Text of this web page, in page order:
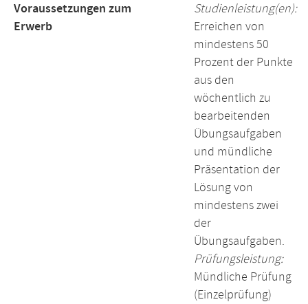
Voraussetzungen zum
Erwerb
Studienleistung(en):
Erreichen von
mindestens 50
Prozent der Punkte
aus den
wöchentlich zu
bearbeitenden
Übungsaufgaben
und mündliche
Präsentation der
Lösung von
mindestens zwei
der
Übungsaufgaben.
Prüfungsleistung:
Mündliche Prüfung
(Einzelprüfung)